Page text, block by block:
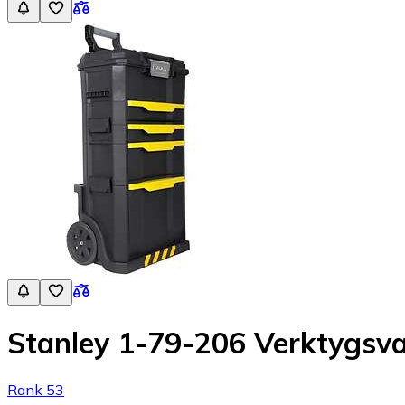
Stanley 1-79-206
Rank 53